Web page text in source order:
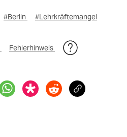
#Berlin #Lehrkräftemangel
Fehlerhinweis